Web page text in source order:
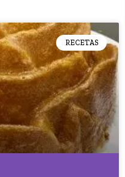
RECETAS